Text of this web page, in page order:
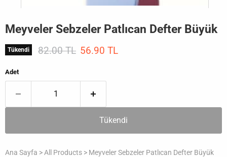
Meyveler Sebzeler Patlıcan Defter Büyük
Tükendi Orijinal Fiyat
82.00 TL Mevcut fiyat
56.90 TL
Adet
Tükendi
Ana Sayfa >All Products > Meyveler Sebzeler Patlıcan Defter Büyük